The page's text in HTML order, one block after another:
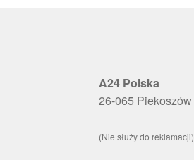
A24 Polska
26-065 Piekoszów
(Nie służy do reklamacji)